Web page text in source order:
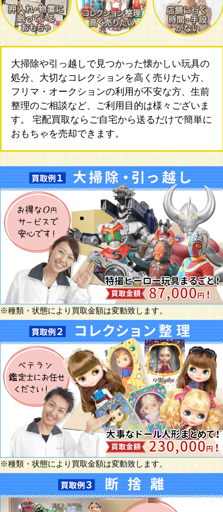
大掃除や引っ越しで見つかった懐かしい玩具の
処分、大切なコレクションを高く売りたい方、
フリマ・オークションの利用が不安な方、生前
整理のご相談など、ご利用目的は様々ございま
す。 宅配買取ならご自宅から送るだけで簡単に
おもちゃを売却できます。
※種類・状態により買取金額は変動致します。
※種類・状態により買取金額は変動致します。